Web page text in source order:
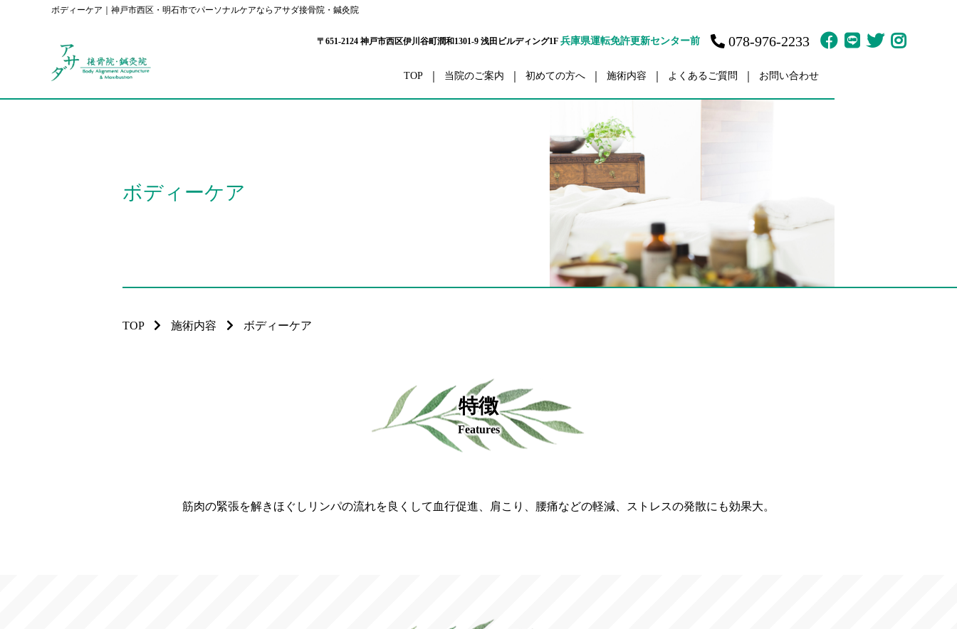
ボディーケア｜神戸市西区・明石市でパーソナルケアならアサダ接骨院・鍼灸院
〒651-2124 神戸市西区伊川谷町潤和1301-9 浅田ビルディング1F 兵庫県運転免許更新センター前 078-976-2233
TOP 当院のご案内 初めての方へ 施術内容
交通事故治療
ダイエット
眼精疲労
五十肩・四十肩／肩こり
膝痛
スポーツ外傷・障害
よくあるご質問 お問い合わせ
ボディーケア
TOP 施術内容 ボディーケア
特徴
Features
筋肉の緊張を解きほぐしリンパの流れを良くして血行促進、肩こり、腰痛などの軽減、ストレスの発散にも効果大。